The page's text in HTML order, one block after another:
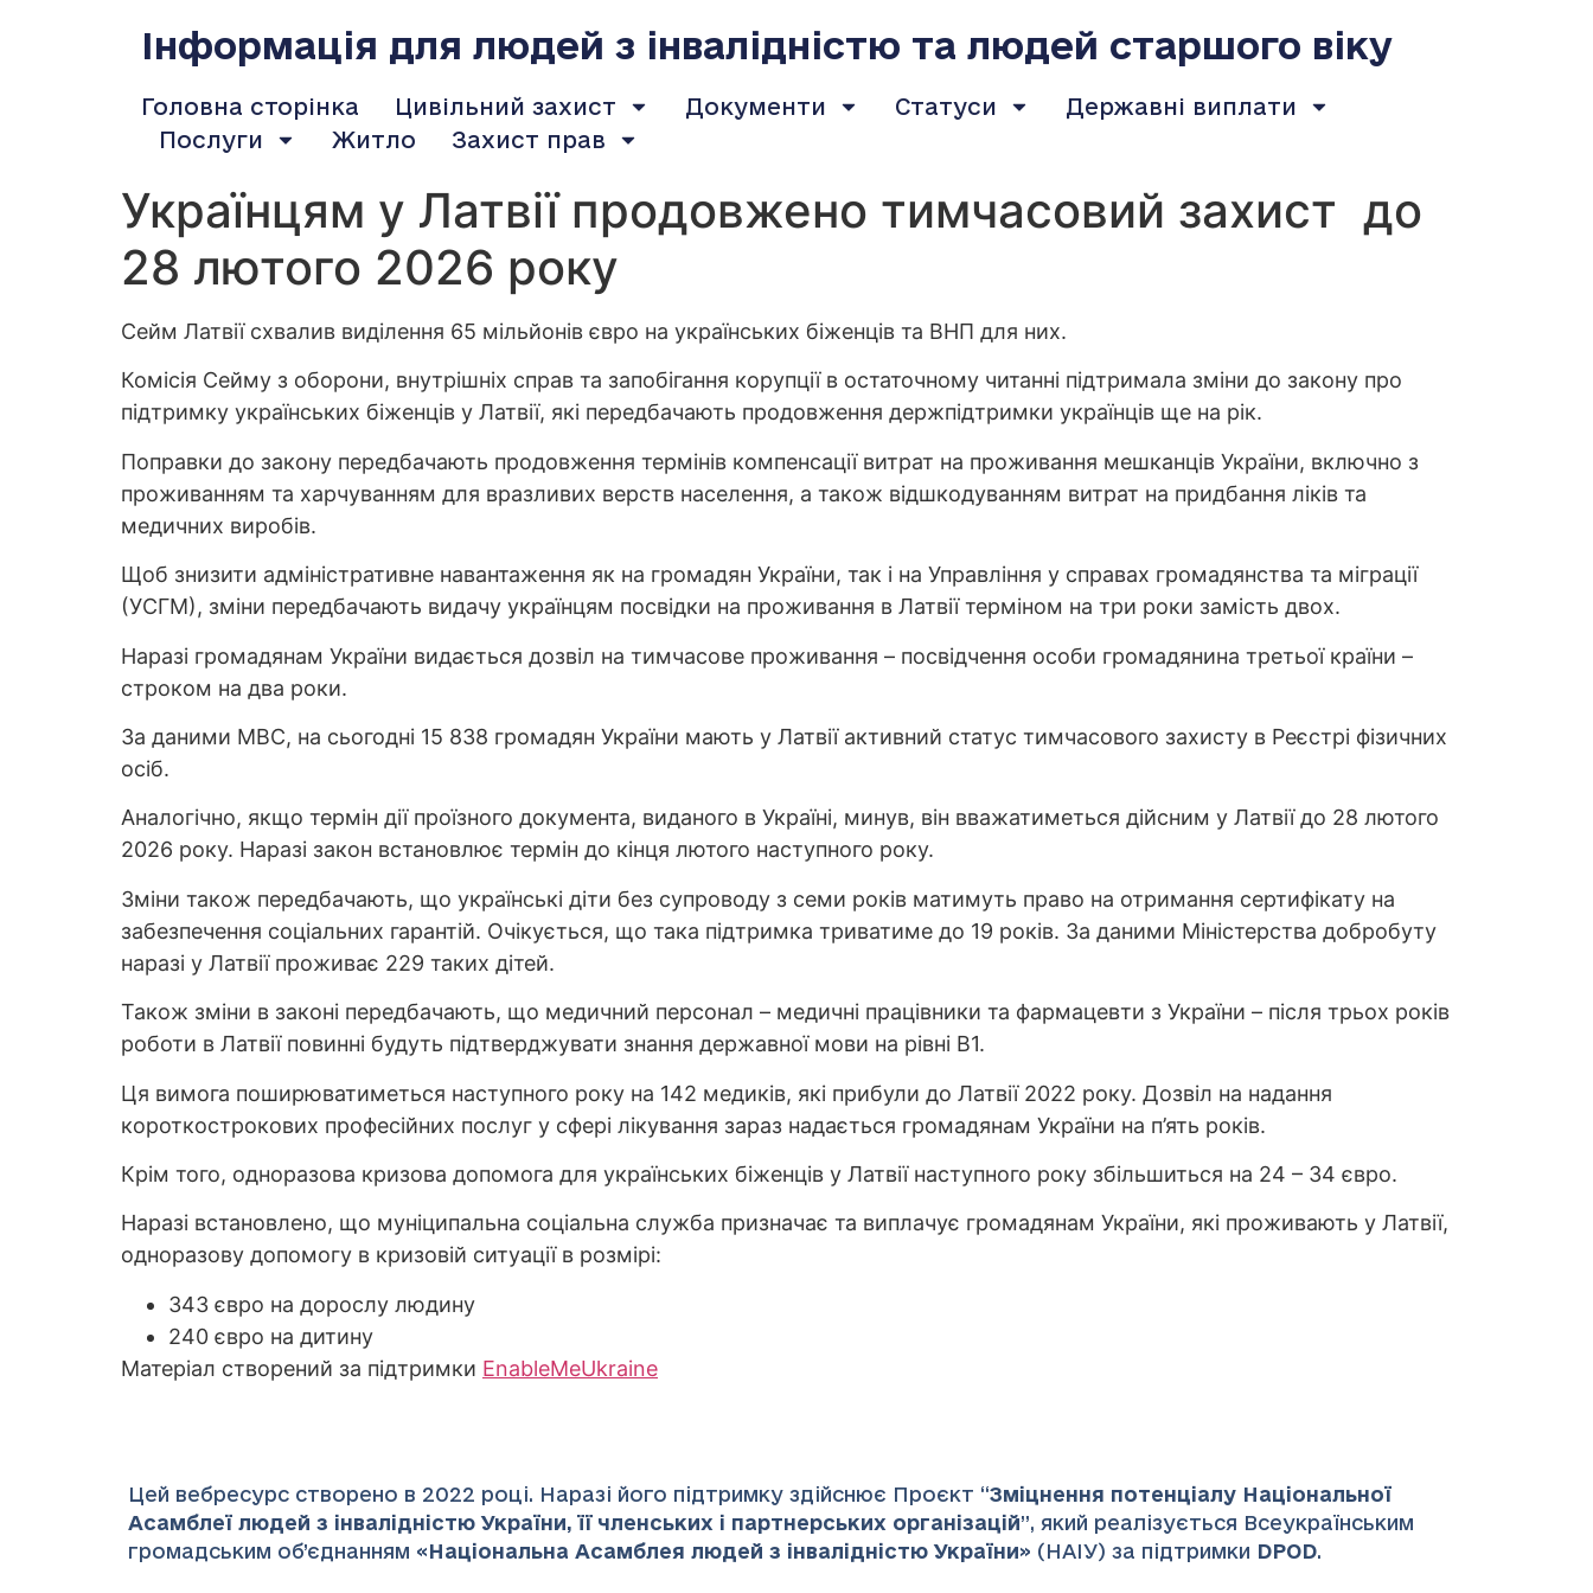
Інформація для людей з інвалідністю та людей старшого віку
Головна сторінка Цивільний захист Документи Статуси
Державні виплати
Послуги
Житло Захист прав
Українцям у Латвії продовжено тимчасовий захист до
28 лютого 2026 року
Сейм Латвії схвалив виділення 65 мільйонів євро на українських біженців та ВНП для них.
Комісія Сейму з оборони, внутрішніх справ та запобігання корупції в остаточному читанні підтримала зміни до закону про
підтримку українських біженців у Латвії, які передбачають продовження держпідтримки українців ще на рік.
Поправки до закону передбачають продовження термінів компенсації витрат на проживання мешканців України, включно з
проживанням та харчуванням для вразливих верств населення, а також відшкодуванням витрат на придбання ліків та
медичних виробів.
Щоб знизити адміністративне навантаження як на громадян України, так і на Управління у справах громадянства та міграції
(УCГМ), зміни передбачають видачу українцям посвідки на проживання в Латвії терміном на три роки замість двох.
Наразі громадянам України видається дозвіл на тимчасове проживання – посвідчення особи громадянина третьої країни –
строком на два роки.
За даними МВС, на сьогодні 15 838 громадян України мають у Латвії активний статус тимчасового захисту в Реєстрі фізичних
осіб.
Аналогічно, якщо термін дії проїзного документа, виданого в Україні, минув, він вважатиметься дійсним у Латвії до 28 лютого
2026 року. Наразі закон встановлює термін до кінця лютого наступного року.
Зміни також передбачають, що українські діти без супроводу з семи років матимуть право на отримання сертифікату на
забезпечення соціальних гарантій. Очікується, що така підтримка триватиме до 19 років. За даними Міністерства добробуту
наразі у Латвії проживає 229 таких дітей.
Також зміни в законі передбачають, що медичний персонал – медичні працівники та фармацевти з України – після трьох років
роботи в Латвії повинні будуть підтверджувати знання державної мови на рівні В1.
Ця вимога поширюватиметься наступного року на 142 медиків, які прибули до Латвії 2022 року. Дозвіл на надання
короткострокових професійних послуг у сфері лікування зараз надається громадянам України на п’ять років.
Крім того, одноразова кризова допомога для українських біженців у Латвії наступного року збільшиться на 24 – 34 євро.
Наразі встановлено, що муніципальна соціальна служба призначає та виплачує громадянам України, які проживають у Латвії,
одноразову допомогу в кризовій ситуації в розмірі:
343 євро на дорослу людину
240 євро на дитину
Матеріал створений за підтримки EnableMeUkraine
Цей вебресурс створено в 2022 році. Наразі його підтримку здійснює Проєкт “Зміцнення потенціалу Національної
Асамблеї людей з інвалідністю України, її членських і партнерських організацій”, який реалізується Всеукраїнським
громадським об’єднанням «Національна Асамблея людей з інвалідністю України» (НАІУ) за підтримки DPOD.